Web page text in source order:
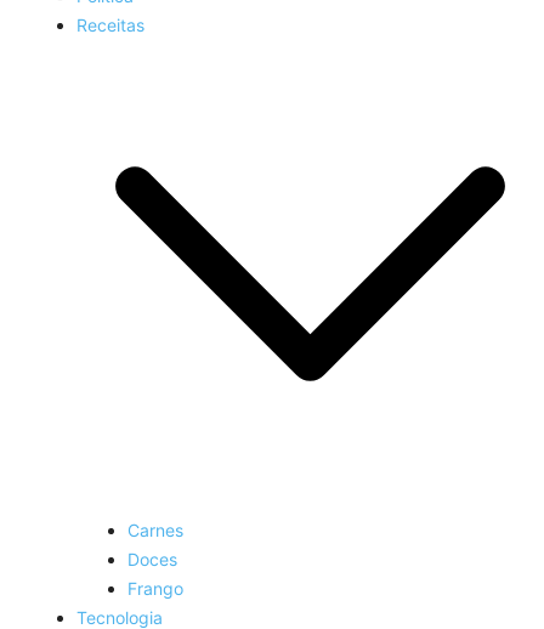
Receitas
Carnes
Doces
Frango
Tecnologia